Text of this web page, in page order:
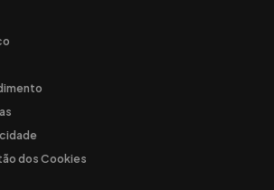
dos Cookies